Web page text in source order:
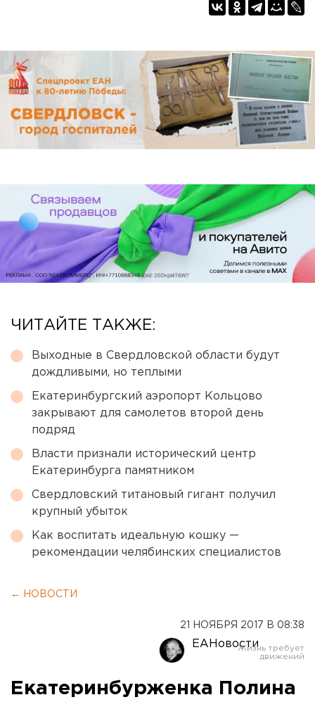
ЧИТАЙТЕ ТАКЖЕ:
Выходные в Свердловской области будут
дождливыми, но теплыми
Екатеринбургский аэропорт Кольцово
закрывают для самолетов второй день
подряд
Власти признали исторический центр
Екатеринбурга памятником
Свердловский титановый гигант получил
крупный убыток
Как воспитать идеальную кошку —
рекомендации челябинских специалистов
← НОВОСТИ
21 НОЯБРЯ 2017 В 08:38
ЕАНовости
Екатеринбурженка Полина